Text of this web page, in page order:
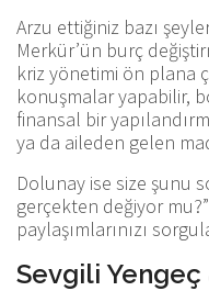
Arzu ettiğiniz bazı
Merkür’ün burç
kriz yönetimi ön plana
konuşmalar yapabilir,
finansal bir
ya da aileden gelen
Dolunay ise size şunu
gerçekten değiyor
paylaşımlarınızı
Sevgili Yengeç